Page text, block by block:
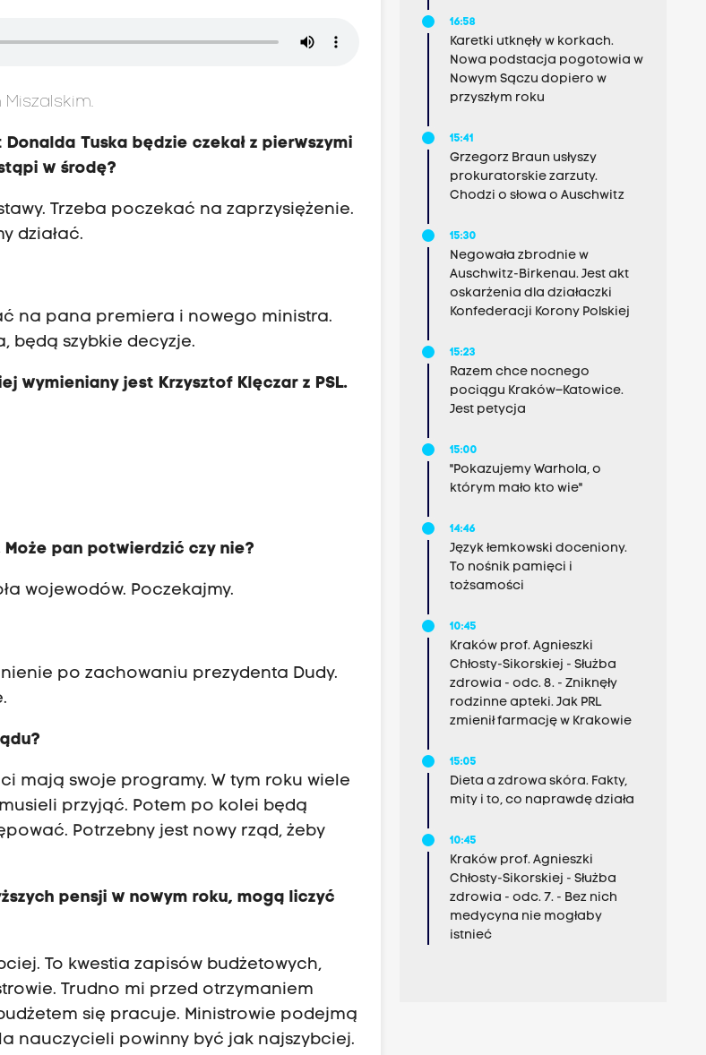
Tuska będzie czekał z pierwszymi
w środę?
Trzeba poczekać na zaprzysiężenie.
działać.
na pana premiera i nowego ministra.
będą szybkie decyzje.
wymieniany jest Krzysztof Klęczar z PSL.
pan potwierdzić czy nie?
wojewodów. Poczekajmy.
po zachowaniu prezydenta Dudy.
mają swoje programy. W tym roku wiele
przyjąć. Potem po kolei będą
Potrzebny jest nowy rząd, żeby
pensji w nowym roku, mogą liczyć
To kwestia zapisów budżetowych,
Trudno mi przed otrzymaniem
się pracuje. Ministrowie podejmą
nauczycieli powinny być jak najszybciej.
16:58
Karetki utknęły w korkach.
Nowa podstacja pogotowia w
Nowym Sączu dopiero w
przyszłym roku
15:41
Grzegorz Braun usłyszy
prokuratorskie zarzuty.
Chodzi o słowa o Auschwitz
15:30
Negowała zbrodnie w
Auschwitz-Birkenau. Jest akt
oskarżenia dla działaczki
Konfederacji Korony Polskiej
15:23
Razem chce nocnego
pociągu Kraków–Katowice.
Jest petycja
15:00
"Pokazujemy Warhola, o
którym mało kto wie"
14:46
Język łemkowski doceniony.
To nośnik pamięci i
tożsamości
10:45
Kraków prof. Agnieszki
Chłosty-Sikorskiej - Służba
zdrowia - odc. 8. - Zniknęły
rodzinne apteki. Jak PRL
zmienił farmację w Krakowie
15:05
Dieta a zdrowa skóra. Fakty,
mity i to, co naprawdę działa
10:45
Kraków prof. Agnieszki
Chłosty-Sikorskiej - Służba
zdrowia - odc. 7. - Bez nich
medycyna nie mogłaby
istnieć